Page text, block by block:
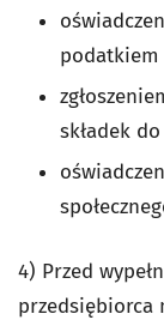
podatkiem
składek
4) Przed
przedsiębiorca